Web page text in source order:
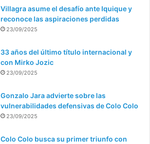
Villagra asume el desafío ante Iquique y
reconoce las aspiraciones perdidas
23/09/2025
33 años del último título internacional y
con Mirko Jozic
23/09/2025
Gonzalo Jara advierte sobre las
vulnerabilidades defensivas de Colo Colo
23/09/2025
Colo Colo busca su primer triunfo con